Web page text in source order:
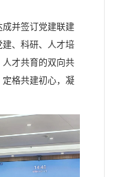
并签订党建联建
、科研、人才培
才共育的双向共
格共建初心，凝